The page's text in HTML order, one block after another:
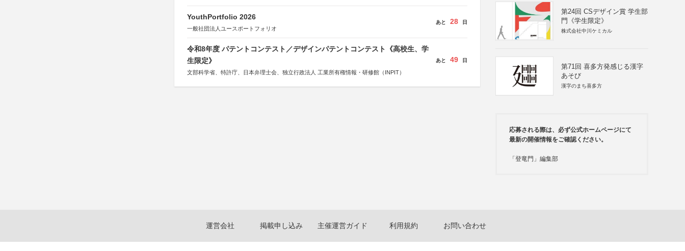
YouthPortfolio 2026
一般社団法人ユースポートフォリオ
あと 28 日
令和8年度 パテントコンテスト／デザインパテントコンテスト《高校生、学
生限定》
文部科学省、特許庁、日本弁理士会、独立行政法人 工業所有権情報・研修館（INPIT）
あと 49 日
第24回 CSデザイン賞 学生部
門《学生限定》
株式会社中川ケミカル
第71回 喜多方発感じる漢字
あそび
漢字のまち喜多方
応募される際は、必ず公式ホームページにて
最新の開催情報をご確認ください。
「登竜門」編集部
運営会社 掲載申し込み 主催運営ガイド 利用規約 お問い合わせ